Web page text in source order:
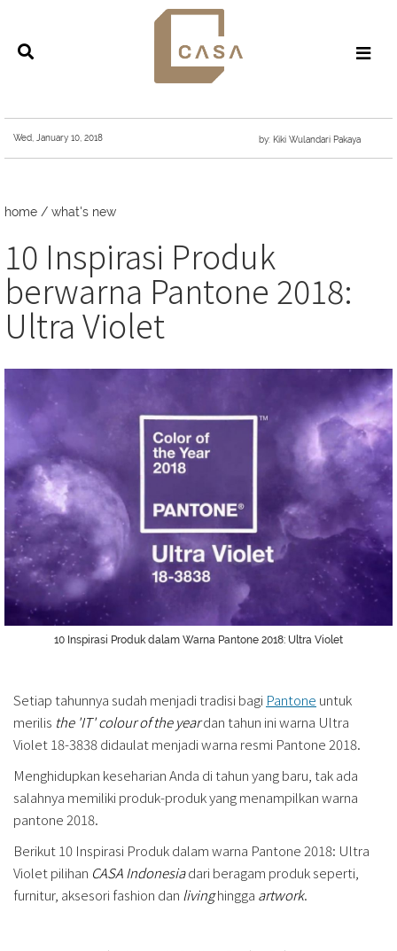
Wed, January 10, 2018 by: Kiki Wulandari Pakaya
home / what's new
10 Inspirasi Produk
berwarna Pantone 2018:
Ultra Violet
10 Inspirasi Produk dalam Warna Pantone 2018: Ultra Violet
Setiap tahunnya sudah menjadi tradisi bagi Pantone untuk
merilis the 'IT' colour of the yeardan tahun ini warna Ultra
Violet 18-3838 didaulat menjadi warna resmi Pantone 2018.
Menghidupkan keseharian Anda di tahun yang baru, tak ada
salahnya memiliki produk-produk yang menampilkan warna
pantone 2018.
Berikut 10 Inspirasi Produk dalam warna Pantone 2018: Ultra
Violet pilihan CASA Indonesiadari beragam produk seperti,
furnitur, aksesori fashion dan livinghingga artwork.